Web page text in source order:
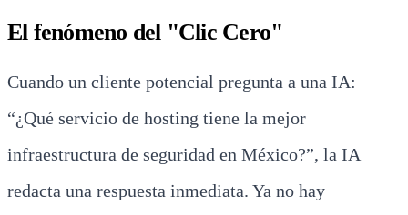
El fenómeno del "Clic Cero"
Cuando un cliente potencial pregunta a una IA:
“¿Qué servicio de hosting tiene la mejor
infraestructura de seguridad en México?”, la IA
redacta una respuesta inmediata. Ya no hay